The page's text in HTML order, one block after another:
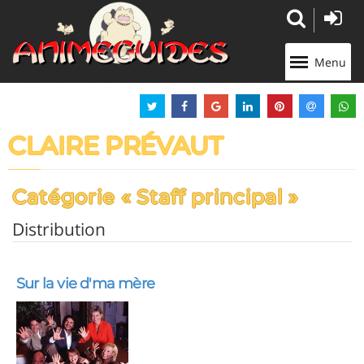
Menu
CLAIRE PRÉVAUT
Catégorie « Staff principal »
Distribution
Sur la vie d'ma mère
Panneau de gestion des cookies